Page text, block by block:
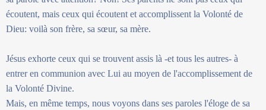
écoutent, mais ceux qui écoutent et accomplissent la Volonté de
Dieu: voilà son frère, sa sœur, sa mère.
Jésus exhorte ceux qui se trouvent assis là -et tous les autres- à
entrer en communion avec Lui au moyen de l'accomplissement de
la Volonté Divine.
Mais, en même temps, nous voyons dans ses paroles l'éloge de sa